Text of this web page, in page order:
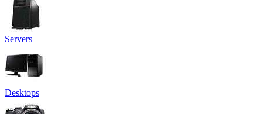
Servers
Desktops